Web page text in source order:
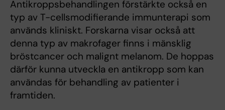
Antikroppsbehandlingen förstärkte också en
typ av T-cellsmodifierande immunterapi som
används kliniskt. Forskarna visar också att
denna typ av makrofager finns i mänsklig
bröstcancer och malignt melanom. De hoppas
därför kunna utveckla en antikropp som kan
användas för behandling av patienter i
framtiden.